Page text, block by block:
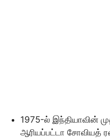
1975-ல் இந்தியாவின்
ஆரியப்பட்டா சோவியத்